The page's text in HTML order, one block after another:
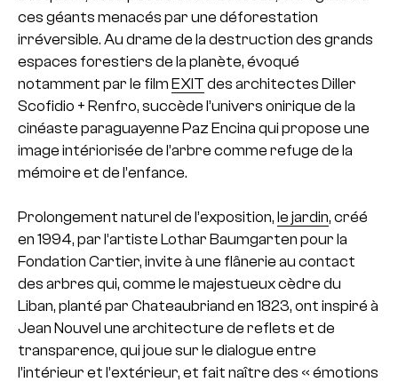
ces géants menacés par une déforestation
irréversible. Au drame de la destruction des grands
espaces forestiers de la planète, évoqué
notamment par le film EXIT des architectes Diller
Scofidio + Renfro, succède l’univers onirique de la
cinéaste paraguayenne Paz Encina qui propose une
image intériorisée de l’arbre comme refuge de la
mémoire et de l’enfance.
Prolongement naturel de l’exposition, le jardin, créé
en 1994, par l’artiste Lothar Baumgarten pour la
Fondation Cartier, invite à une flânerie au contact
des arbres qui, comme le majestueux cèdre du
Liban, planté par Chateaubriand en 1823, ont inspiré à
Jean Nouvel une architecture de reflets et de
transparence, qui joue sur le dialogue entre
l’intérieur et l’extérieur, et fait naître des « émotions